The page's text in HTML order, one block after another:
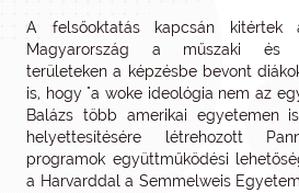
A felsőoktatás kapcsán kitértek
Magyarország a műszaki és
területeken a képzésbe bevont
is, hogy "a woke ideológia nem az
Balázs több amerikai egyetemen
helyettesítésére létrehozott
programok együttműködési
a Harvarddal a Semmelweis